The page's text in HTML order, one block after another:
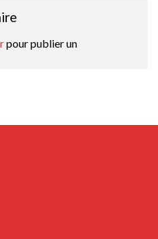
pour publier un